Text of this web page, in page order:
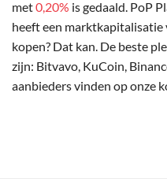
met0,20% is gedaald. PoP
heeft een marktkapitalisatie
kopen? Dat kan. De beste
zijn: Bitvavo, KuCoin,
aanbieders vinden op onze